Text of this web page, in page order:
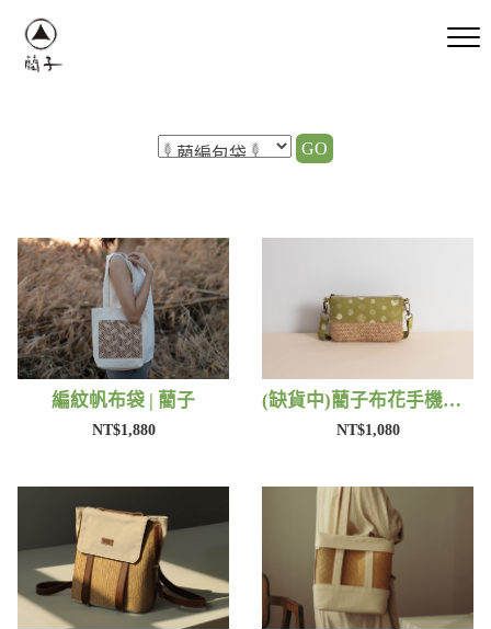
GO
編紋帆布袋 | 藺子
NT$1,880
(缺貨中)藺子布花手機包 | 藺子
NT$1,080